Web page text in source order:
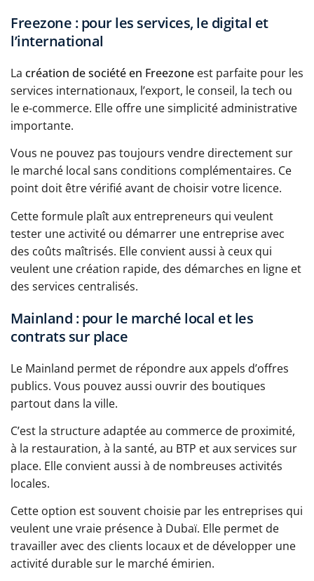
Freezone : pour les services, le digital et
l’international
La création de société en Freezone est parfaite pour les
services internationaux, l’export, le conseil, la tech ou
le e-commerce. Elle offre une simplicité administrative
importante.
Vous ne pouvez pas toujours vendre directement sur
le marché local sans conditions complémentaires. Ce
point doit être vérifié avant de choisir votre licence.
Cette formule plaît aux entrepreneurs qui veulent
tester une activité ou démarrer une entreprise avec
des coûts maîtrisés. Elle convient aussi à ceux qui
veulent une création rapide, des démarches en ligne et
des services centralisés.
Mainland : pour le marché local et les
contrats sur place
Le Mainland permet de répondre aux appels d’offres
publics. Vous pouvez aussi ouvrir des boutiques
partout dans la ville.
C’est la structure adaptée au commerce de proximité,
à la restauration, à la santé, au BTP et aux services sur
place. Elle convient aussi à de nombreuses activités
locales.
Cette option est souvent choisie par les entreprises qui
veulent une vraie présence à Dubaï. Elle permet de
travailler avec des clients locaux et de développer une
activité durable sur le marché émirien.